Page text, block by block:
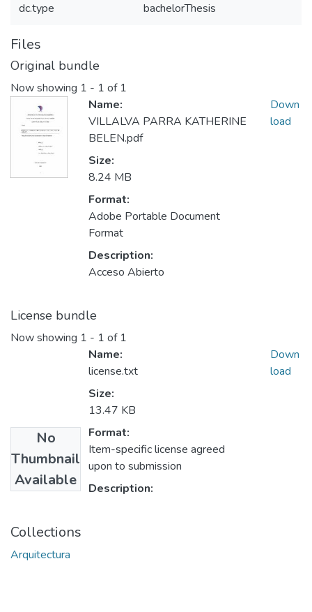
dc.type bachelorThesis
Files
Original bundle
Now showing 1 - 1 of 1
Name:
VILLALVA PARRA KATHERINE
BELEN.pdf
Size:
8.24 MB
Format:
Adobe Portable Document
Format
Description:
Acceso Abierto
Down
load
License bundle
Now showing 1 - 1 of 1
No
Thumbnail
Available
Name:
license.txt
Size:
13.47 KB
Format:
Item-specific license agreed
upon to submission
Description:
Down
load
Collections
Arquitectura